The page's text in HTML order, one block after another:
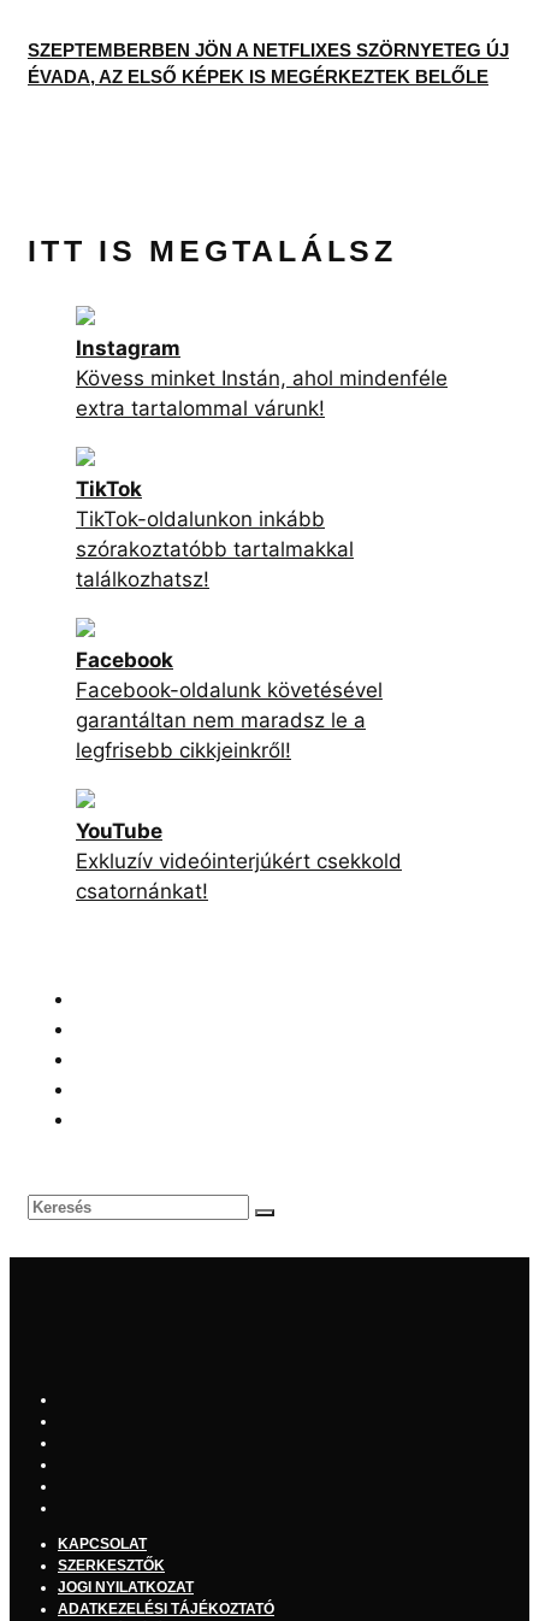
SZEPTEMBERBEN JÖN A NETFLIXES SZÖRNYETEG ÚJ
ÉVADA, AZ ELSŐ KÉPEK IS MEGÉRKEZTEK BELŐLE
ITT IS MEGTALÁLSZ
Instagram
Kövess minket Instán, ahol mindenféle
extra tartalommal várunk!
TikTok
TikTok-oldalunkon inkább
szórakoztatóbb tartalmakkal
találkozhatsz!
Facebook
Facebook-oldalunk követésével
garantáltan nem maradsz le a
legfrisebb cikkjeinkről!
YouTube
Exkluzív videóinterjúkért csekkold
csatornánkat!
KAPCSOLAT
SZERKESZTŐK
JOGI NYILATKOZAT
ADATKEZELÉSI TÁJÉKOZTATÓ